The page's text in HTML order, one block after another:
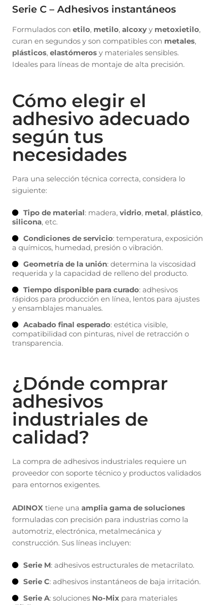
Serie C – Adhesivos instantáneos
Formulados con etilo, metilo, alcoxy y metoxietilo,
curan en segundos y son compatibles con metales,
plásticos, elastómeros y materiales sensibles.
Ideales para líneas de montaje de alta precisión.
Cómo elegir el
adhesivo adecuado
según tus
necesidades
Para una selección técnica correcta, considera lo
siguiente:
Tipo de material: madera, vidrio, metal, plástico,
silicona, etc.
Condiciones de servicio: temperatura, exposición
a químicos, humedad, presión o vibración.
Geometría de la unión: determina la viscosidad
requerida y la capacidad de relleno del producto.
Tiempo disponible para curado: adhesivos
rápidos para producción en línea, lentos para ajustes
y ensamblajes manuales.
Acabado final esperado: estética visible,
compatibilidad con pinturas, nivel de retracción o
transparencia.
¿Dónde comprar
adhesivos
industriales de
calidad?
La compra de adhesivos industriales requiere un
proveedor con soporte técnico y productos validados
para entornos exigentes.
ADINOX tiene una amplia gama de soluciones
formuladas con precisión para industrias como la
automotriz, electrónica, metalmecánica y
construcción. Sus líneas incluyen:
Serie M: adhesivos estructurales de metacrilato.
Serie C: adhesivos instantáneos de baja irritación.
Serie A: soluciones No-Mix para materiales